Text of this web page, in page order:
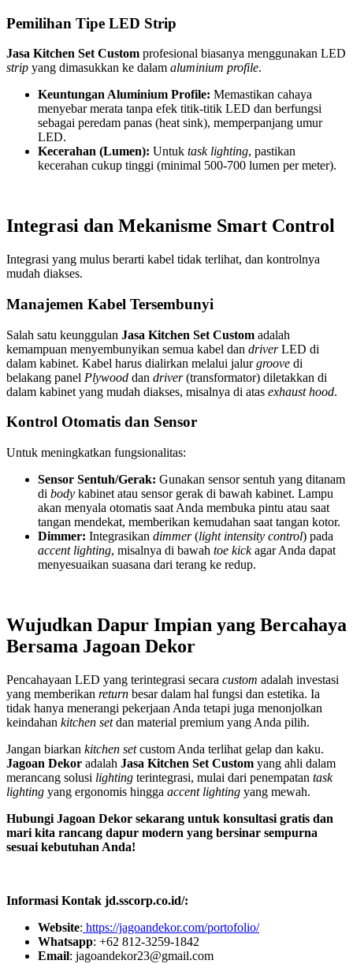
Pemilihan Tipe LED Strip
Jasa Kitchen Set Custom profesional biasanya menggunakan LED
strip yang dimasukkan ke dalam aluminium profile.
Keuntungan Aluminium Profile: Memastikan cahaya
menyebar merata tanpa efek titik-titik LED dan berfungsi
sebagai peredam panas (heat sink), memperpanjang umur
LED.
Kecerahan (Lumen): Untuk task lighting, pastikan
kecerahan cukup tinggi (minimal 500-700 lumen per meter).
Integrasi dan Mekanisme Smart Control
Integrasi yang mulus berarti kabel tidak terlihat, dan kontrolnya
mudah diakses.
Manajemen Kabel Tersembunyi
Salah satu keunggulan Jasa Kitchen Set Custom adalah
kemampuan menyembunyikan semua kabel dan driverLED di
dalam kabinet. Kabel harus dialirkan melalui jalurgroove di
belakang panel Plywood dan driver(transformator) diletakkan di
dalam kabinet yang mudah diakses, misalnya di atas exhaust hood.
Kontrol Otomatis dan Sensor
Untuk meningkatkan fungsionalitas:
Sensor Sentuh/Gerak: Gunakan sensor sentuh yang ditanam
di body kabinet atau sensor gerak di bawah kabinet. Lampu
akan menyala otomatis saat Anda membuka pintu atau saat
tangan mendekat, memberikan kemudahan saat tangan kotor.
Dimmer: Integrasikan dimmer(light intensity control) pada
accent lighting, misalnya di bawah toe kickagar Anda dapat
menyesuaikan suasana dari terang ke redup.
Wujudkan Dapur Impian yang Bercahaya
Bersama Jagoan Dekor
Pencahayaan LED yang terintegrasi secara custom adalah investasi
yang memberikan return besar dalam hal fungsi dan estetika. Ia
tidak hanya menerangi pekerjaan Anda tetapi juga menonjolkan
keindahan kitchen setdan material premium yang Anda pilih.
Jangan biarkan kitchen setcustom Anda terlihat gelap dan kaku.
Jagoan Dekor adalah Jasa Kitchen Set Custom yang ahli dalam
merancang solusi lighting terintegrasi, mulai dari penempatan task
lighting yang ergonomis hingga accent lighting yang mewah.
Hubungi Jagoan Dekor sekarang untuk konsultasi gratis dan
mari kita rancang dapur modern yang bersinar sempurna
sesuai kebutuhan Anda!
Informasi Kontak jd.sscorp.co.id/:
Website: https://jagoandekor.com/portofolio/
Whatsapp: +62 812-3259-1842
Email: jagoandekor23@gmail.com